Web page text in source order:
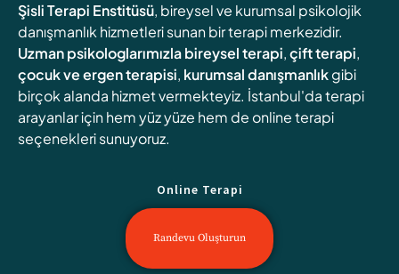
Şisli Terapi Enstitüsü, bireysel ve kurumsal psikolojik
danışmanlık hizmetleri sunan bir terapi merkezidir.
Uzman psikologlarımızlabireysel terapi,çift terapi,
çocuk ve ergen terapisi, kurumsal danışmanlıkgibi
birçok alanda hizmet vermekteyiz. İstanbul'da terapi
arayanlar için hem yüz yüze hem de online terapi
seçenekleri sunuyoruz.
Online Terapi
Randevu Oluşturun